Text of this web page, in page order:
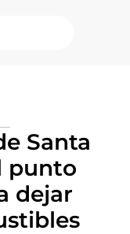
Santa
punto
dejar